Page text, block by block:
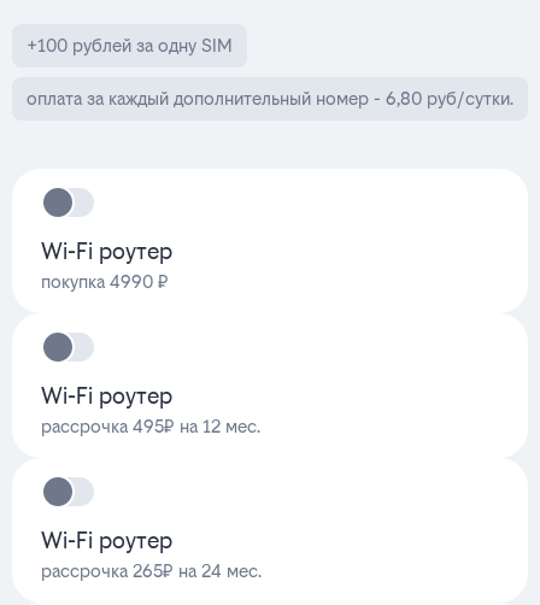
+100 рублей за одну SIM
оплата за каждый дополнительный номер - 6,80 руб/сутки.
Wi-Fi роутер
покупка 4990 ₽
Wi-Fi роутер
рассрочка 495₽ на 12 мес.
Wi-Fi роутер
рассрочка 265₽ на 24 мес.